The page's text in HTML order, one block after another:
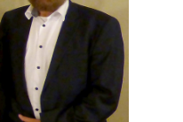
2017. Zu
Schäfer-